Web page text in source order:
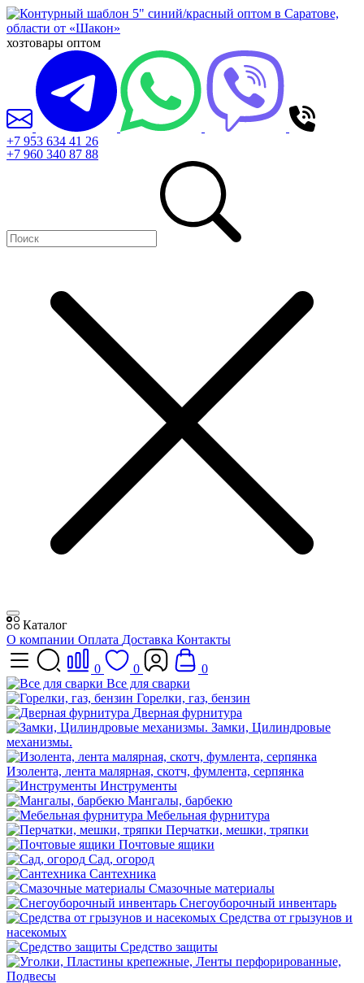
хозтовары оптом
+7 953 634 41 26
+7 960 340 87 88
Каталог
О компании Оплата Доставка Контакты
0 0
0
Все для сварки
Горелки, газ, бензин
Дверная фурнитура
Замки, Цилиндровые
механизмы.
Изолента, лента малярная, скотч, фумлента, серпянка
Инструменты
Мангалы, барбекю
Мебельная фурнитура
Перчатки, мешки, тряпки
Почтовые ящики
Сад, огород
Сантехника
Смазочные материалы
Снегоуборочный инвентарь
Средства от грызунов и
насекомых
Средство защиты